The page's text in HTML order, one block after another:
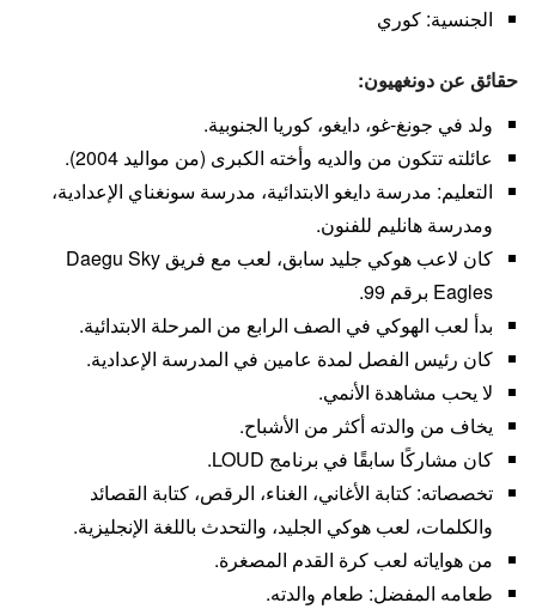
الجنسية: كوري
حقائق عن دونغهيون:
ولد في جونغ-غو، دايغو، كوريا الجنوبية.
عائلته تتكون من والديه وأخته الكبرى (من مواليد 2004).
التعليم: مدرسة دايغو الابتدائية، مدرسة سونغناي الإعدادية،
ومدرسة هانليم للفنون.
كان لاعب هوكي جليد سابق، لعب مع فريق Daegu Sky
Eagles برقم 99.
بدأ لعب الهوكي في الصف الرابع من المرحلة الابتدائية.
كان رئيس الفصل لمدة عامين في المدرسة الإعدادية.
لا يحب مشاهدة الأنمي.
يخاف من والدته أكثر من الأشباح.
كان مشاركًا سابقًا في برنامج LOUD.
تخصصاته: كتابة الأغاني، الغناء، الرقص، كتابة القصائد
والكلمات، لعب هوكي الجليد، والتحدث باللغة الإنجليزية.
من هواياته لعب كرة القدم المصغرة.
طعامه المفضل: طعام والدته.